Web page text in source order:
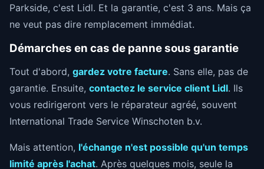
Parkside, c'est Lidl. Et la garantie, c'est 3 ans. Mais ça
ne veut pas dire remplacement immédiat.
Démarches en cas de panne sous garantie
Tout d'abord, gardez votre facture. Sans elle, pas de
garantie. Ensuite, contactez le service client Lidl. Ils
vous redirigeront vers le réparateur agréé, souvent
International Trade Service Winschoten b.v.
Mais attention, l'échange n'est possible qu'un temps
limité après l'achat. Après quelques mois, seule la